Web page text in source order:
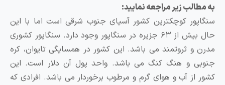
مطالب زیر مراجعه نمایید:
کوچکترین کشور آسیای جنوب شرقی است اما با این
حال بیش از ۶۳ جزیره در سنگاپور وجود دارد. سنگاپور کشوری
و ثروتمند می باشد. این کشور در همسایگی تایوان، کره
و هنگ کنگ می باشد. واحد پول آن دلار است. این
از آب و هوای گرم و مرطوب برخوردار می باشد. افرادی که